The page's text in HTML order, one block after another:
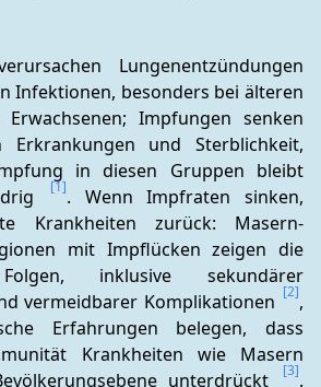
Lungenentzündungen
Infektionen, besonders bei älteren
Impfungen senken
Erkrankungen und Sterblichkeit,
in diesen Gruppen bleibt
[1]. Wenn Impfraten sinken,
Krankheiten zurück: Masern-
mit Impflücken zeigen die
inklusive sekundärer
vermeidbarer Komplikationen [2],
Erfahrungen belegen, dass
Krankheiten wie Masern
unterdrückt
[3].